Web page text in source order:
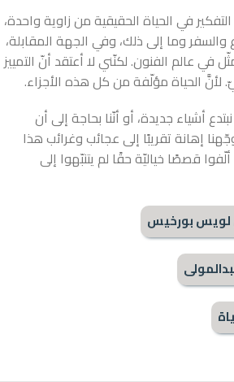
في الحياة الحقيقية من زاوية واحدة،
وما إلى ذلك، وفي الجهة المقابلة،
في عالم الفنون. لكنّني لا أعتقد أنّ التمييز
لأنَّ الحياة مؤلّفة من كل هذه الأجزاء.
أشياء جديدة، أو أنّنا بحاجة إلى أن
إهانة تقريبًا إلى عجائب وغرائب هذا
قصصًا خياليّة حقًا لم يتنبّهوا إلى
لويس بورخيس